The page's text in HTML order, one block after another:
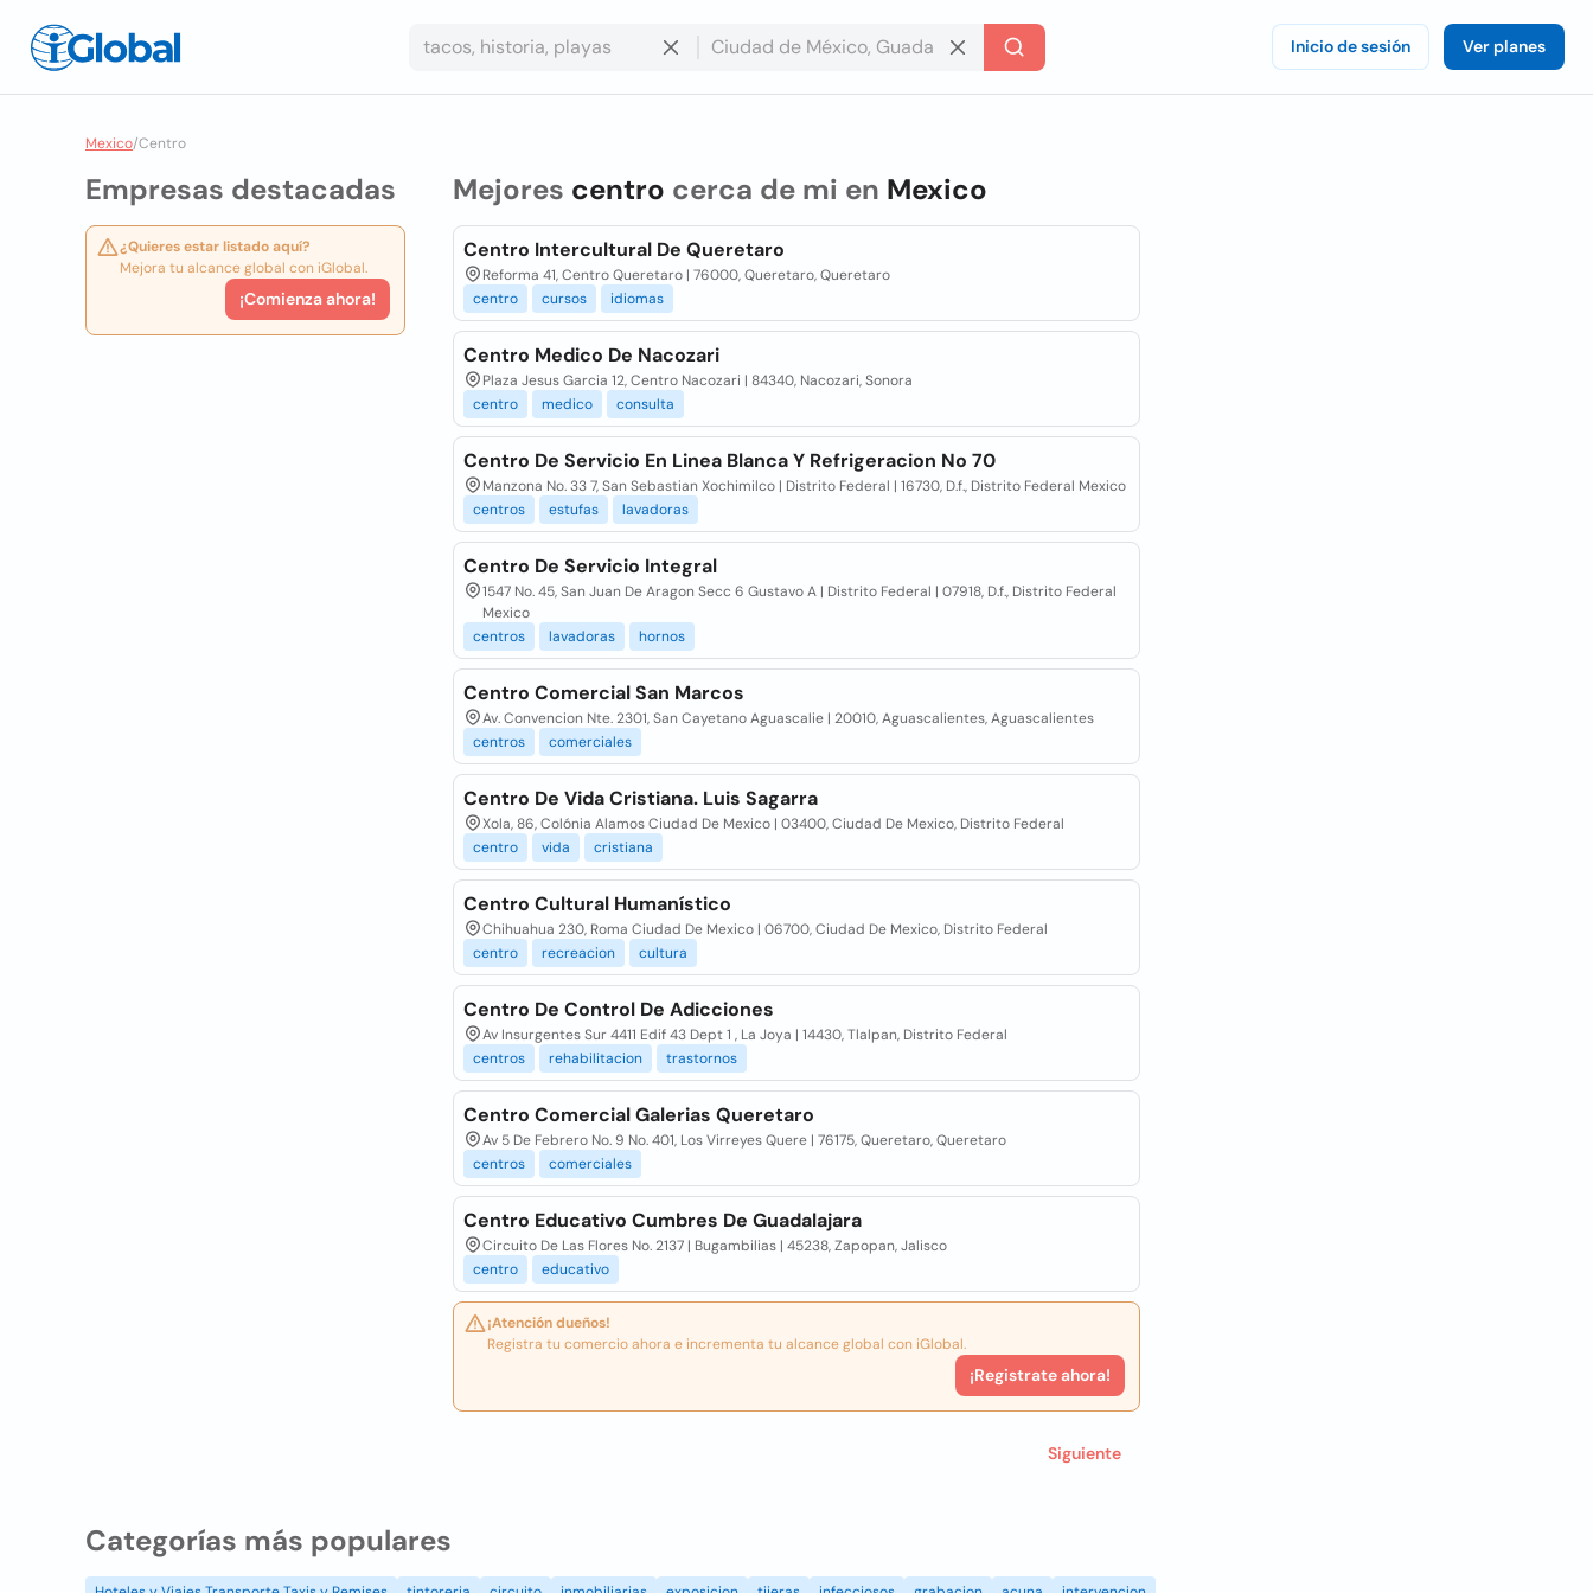
Inicio de sesión Ver planes
Mexico/Centro
Empresas destacadas
¿Quieres estar listado aquí?
Mejora tu alcance global con iGlobal.
¡Comienza ahora!
Mejores centro cerca de mi en Mexico
Centro Intercultural De Queretaro
Reforma 41, Centro Queretaro | 76000, Queretaro, Queretaro
centro
cursos idiomas
Centro Medico De Nacozari
Plaza Jesus Garcia 12, Centro Nacozari | 84340, Nacozari, Sonora
centro
medico consulta
Centro De Servicio En Linea Blanca Y Refrigeracion No 70
Manzona No. 33 7, San Sebastian Xochimilco | Distrito Federal | 16730, D.f., Distrito Federal Mexico
centros
estufas lavadoras
Centro De Servicio Integral
1547 No. 45, San Juan De Aragon Secc 6 Gustavo A | Distrito Federal | 07918, D.f., Distrito Federal
Mexico
centros
lavadoras hornos
Centro Comercial San Marcos
Av. Convencion Nte. 2301, San Cayetano Aguascalie | 20010, Aguascalientes, Aguascalientes
centros
comerciales
Centro De Vida Cristiana. Luis Sagarra
Xola, 86, Colónia Alamos Ciudad De Mexico | 03400, Ciudad De Mexico, Distrito Federal
centro
vida cristiana
Centro Cultural Humanístico
Chihuahua 230, Roma Ciudad De Mexico | 06700, Ciudad De Mexico, Distrito Federal
centro
recreacion cultura
Centro De Control De Adicciones
Av Insurgentes Sur 4411 Edif 43 Dept 1 , La Joya | 14430, Tlalpan, Distrito Federal
centros
rehabilitacion trastornos
Centro Comercial Galerias Queretaro
Av 5 De Febrero No. 9 No. 401, Los Virreyes Quere | 76175, Queretaro, Queretaro
centros
comerciales
Centro Educativo Cumbres De Guadalajara
Circuito De Las Flores No. 2137 | Bugambilias | 45238, Zapopan, Jalisco
centro
educativo
¡Atención dueños!
Registra tu comercio ahora e incrementa tu alcance global con iGlobal.
¡Registrate ahora!
Siguiente
Categorías más populares